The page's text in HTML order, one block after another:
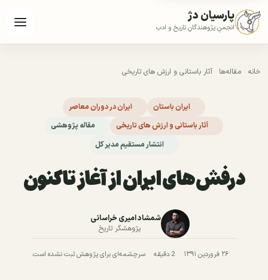
پارسیان دژ
انجمنِ پژوهندگانِ تاریخ و ادب
خانه مقاله‌ها آثار باستانی و ارزش های تاریخی
ایران باستان
ایران در دوران معاصر
آثار باستانی و ارزش های تاریخی
مقاله پژوهشی
انتشار مستقیم مدیر کل
درفش های ایران از آغاز تاکنون
شمشاد امیری خراسانی
پژوهشگر تاریخ
۲۶ فروردین ۱۳۹۱ 2 دقیقه سرچشمه‌ای برای پژوهش ثبت نشده است.